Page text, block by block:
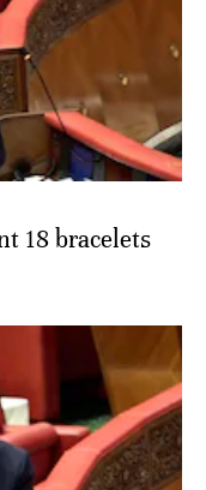
18 bracelets